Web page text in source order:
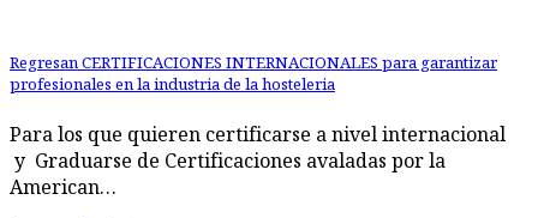
Regresan CERTIFICACIONES INTERNACIONALES para garantizar
profesionales en la industria de la hosteleria
Para los que quieren certificarse a nivel internacional
y Graduarse de Certificaciones avaladas por la
American…